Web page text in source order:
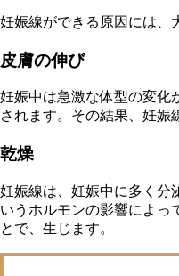
妊娠線ができる原因には、
皮膚の伸び
妊娠中は急激な体型の変化
されます。その結果、妊娠
乾燥
妊娠線は、妊娠中に多く分
いうホルモンの影響によっ
とで、生じます。